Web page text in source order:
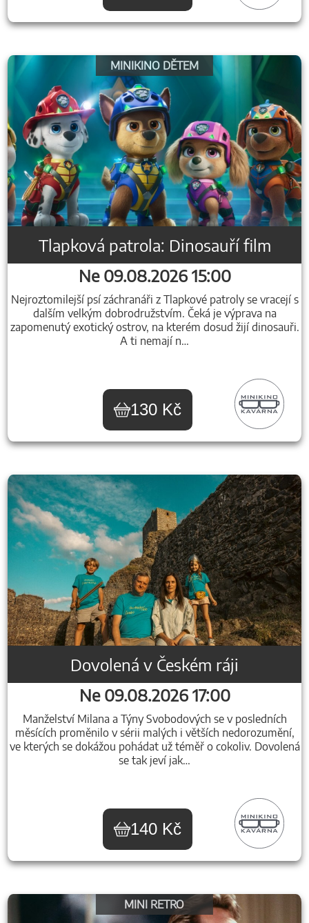
MINIKINO DĚTEM
Tlapková patrola: Dinosauří film
Ne 09.08.2026 15:00
Nejroztomilejší psí záchranáři z Tlapkové patroly se vracejí s
dalším velkým dobrodružstvím. Čeká je výprava na
zapomenutý exotický ostrov, na kterém dosud žijí dinosauři.
A ti nemají n…
130 Kč
Dovolená v Českém ráji
Ne 09.08.2026 17:00
Manželství Milana a Týny Svobodových se v posledních
měsících proměnilo v sérii malých i větších nedorozumění,
ve kterých se dokážou pohádat už téměř o cokoliv. Dovolená
se tak jeví jak…
140 Kč
MINI RETRO